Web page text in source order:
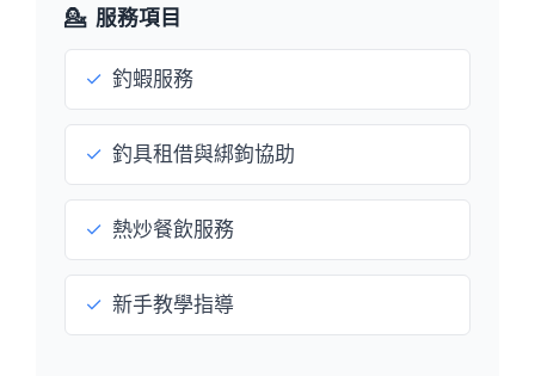
💁 服務項目
✓ 釣蝦服務
✓ 釣具租借與綁鉤協助
✓ 熱炒餐飲服務
✓ 新手教學指導